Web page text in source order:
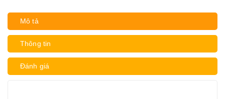
Mô tả
Thông tin
Đánh giá